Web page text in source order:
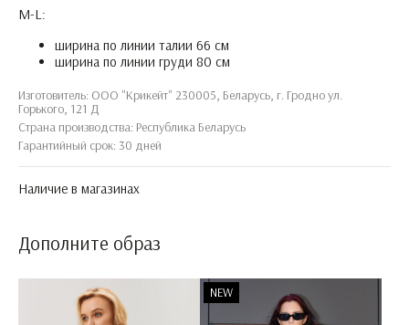
M-L:
ширина по линии талии 66 см
ширина по линии груди 80 см
Изготовитель: ООО "Крикейт" 230005, Беларусь, г. Гродно ул.
Горького, 121 Д
Страна производства: Республика Беларусь
Гарантийный срок: 30 дней
Наличие в магазинах
Дополните образ
NEW